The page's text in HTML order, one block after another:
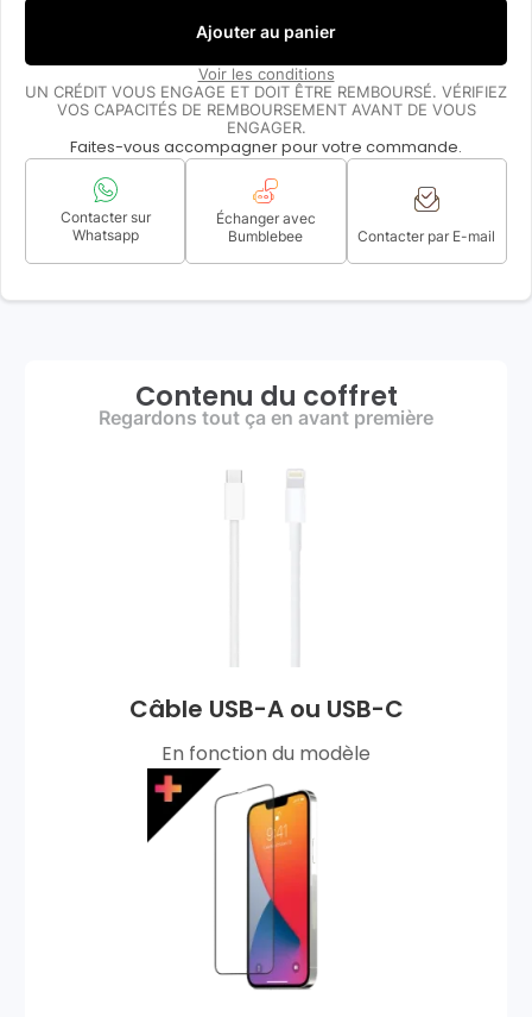
Ajouter au panier
Voir les conditions
UN CRÉDIT VOUS ENGAGE ET DOIT ÊTRE REMBOURSÉ. VÉRIFIEZ
VOS CAPACITÉS DE REMBOURSEMENT AVANT DE VOUS
ENGAGER.
Faites-vous accompagner pour votre commande.
Contacter sur
Whatsapp
Échanger avec
Bumblebee
Contacter par E-mail
Contenu du coffret
Regardons tout ça en avant première
Câble USB-A ou USB-C
En fonction du modèle